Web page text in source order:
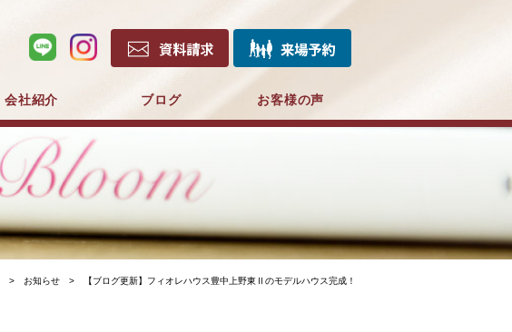
会社紹介 ブログ お客様の声
お知らせ 【ブログ更新】フィオレハウス豊中上野東Ⅱのモデルハウス完成！